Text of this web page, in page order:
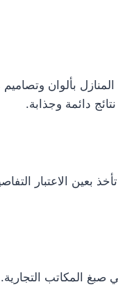
بألوان
دائمة وجذابة.
الاعتبار
المكاتب